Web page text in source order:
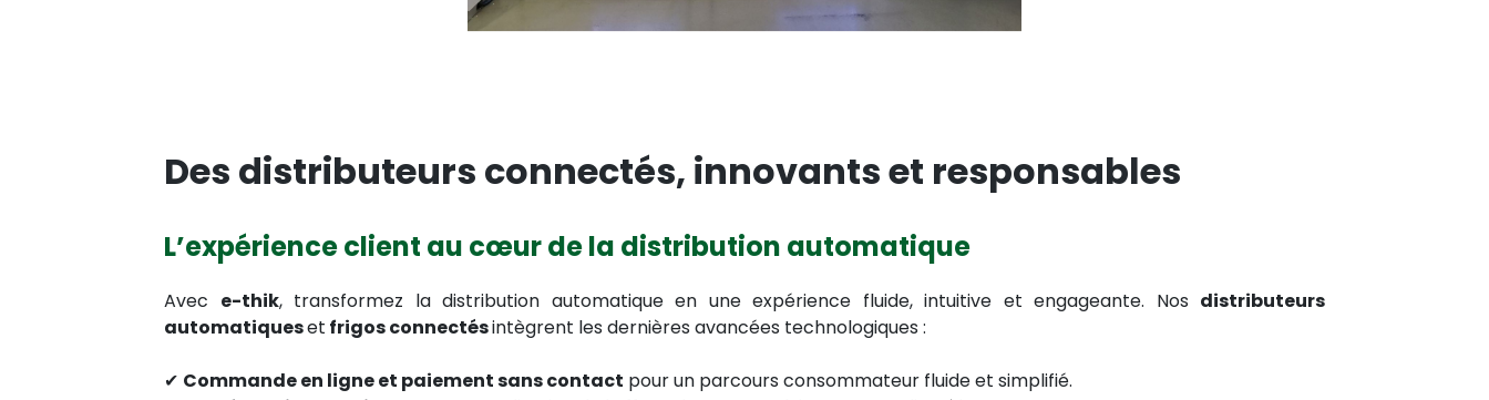
Des distributeurs connectés, innovants et responsables
L’expérience client au cœur de la distribution automatique
Avec e-thik, transformez la distribution automatique en une expérience fluide, intuitive et engageante. Nos distributeurs
automatiqueset frigos connectésintègrent les dernières avancées technologiques :
✔ Commande en ligne et paiement sans contact pour un parcours consommateur fluide et simplifié.